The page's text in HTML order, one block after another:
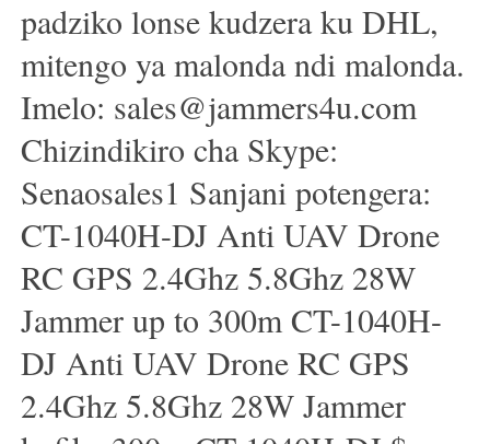
padziko lonse kudzera ku DHL,
mitengo ya malonda ndi malonda.
Imelo: sales@jammers4u.com
Chizindikiro cha Skype:
Senaosales1 Sanjani potengera:
CT-1040H-DJ Anti UAV Drone
RC GPS 2.4Ghz 5.8Ghz 28W
Jammer up to 300m CT-1040H-
DJ Anti UAV Drone RC GPS
2.4Ghz 5.8Ghz 28W Jammer